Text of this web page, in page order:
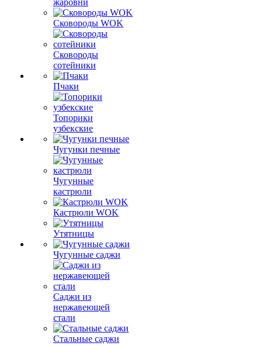
жаровни
Сковороды WOK
Сковороды
сотейники
Пчаки
Топорики
узбекские
Чугунки печные
Чугунные
кастрюли
Кастрюли WOK
Утятницы
Чугунные саджи
Саджи из
нержавеющей
стали
Стальные саджи